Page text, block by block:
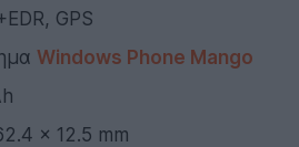
GPS
Windows Phone Mango
× 12.5 mm